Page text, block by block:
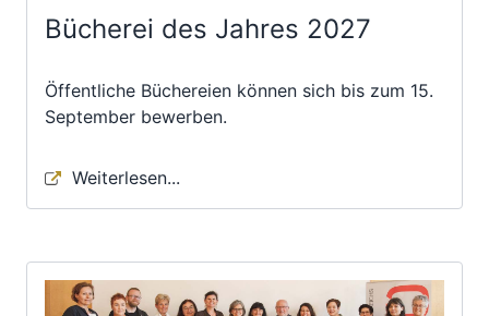
Bücherei des Jahres 2027
Öffentliche Büchereien können sich bis zum 15.
September bewerben.
Weiterlesen...